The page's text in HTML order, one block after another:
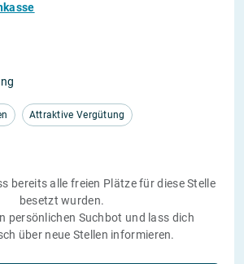
Attraktive Vergütung
bereits alle freien Plätze für diese Stelle
besetzt wurden.
persönlichen Suchbot und lass dich
über neue Stellen informieren.